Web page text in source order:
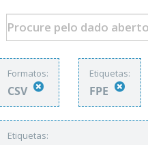
Formatos:
CSV
Etiquetas:
FPE
Etiquetas: